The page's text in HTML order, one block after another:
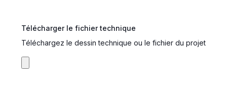
Télécharger le fichier technique
Téléchargez le dessin technique ou le fichier du projet